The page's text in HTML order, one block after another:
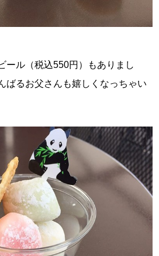
ール（税込550円）もありまし
ばるお父さんも嬉しくなっちゃい